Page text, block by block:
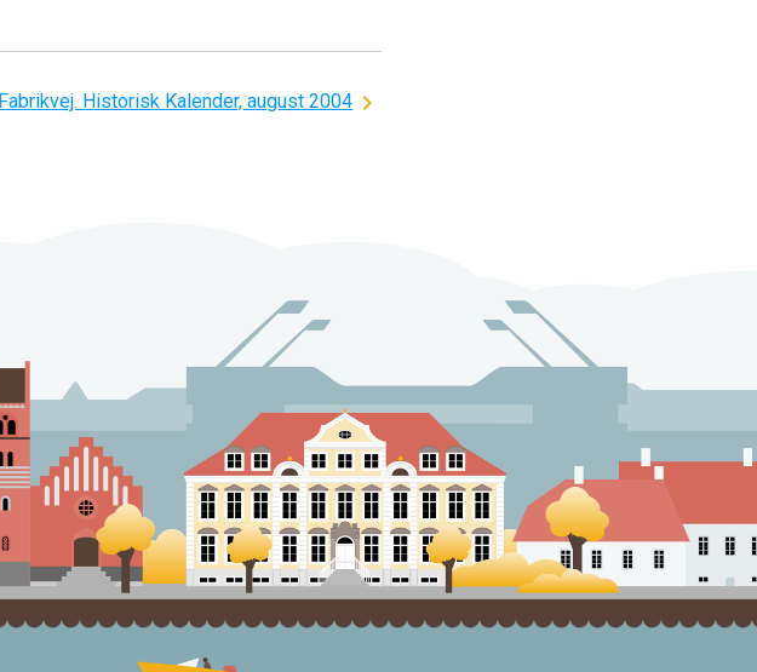
Fabrikvej. Historisk Kalender, august 2004